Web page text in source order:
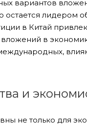
вариантов
остается лидером
в Китай
в
и
не только для